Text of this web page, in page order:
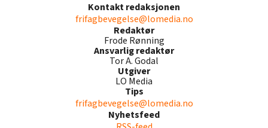
Kontakt redaksjonen
frifagbevegelse@lomedia.no
Redaktør
Frode Rønning
Ansvarlig redaktør
Tor A. Godal
Utgiver
LO Media
Tips
frifagbevegelse@lomedia.no
Nyhetsfeed